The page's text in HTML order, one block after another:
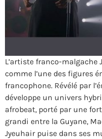
L’artiste franco-malgache
comme l’une des figures
francophone. Révélé par
développe un univers
afrobeat, porté par une
grandi entre la Guyane,
Jyeuhair puise dans ses